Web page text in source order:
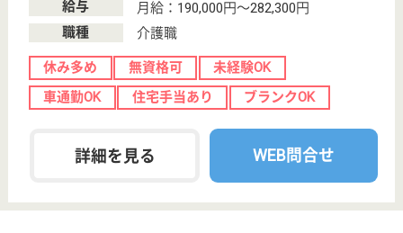
休み多め 未経験OK
車通勤OK
育休・産休
詳細を見る WEB問合せ
上三川福祉会 那須友愛苑
栃木県那須塩原
市西富山58-1
西那須野駅徒歩